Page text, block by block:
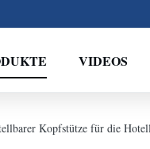
VIDEOS
Kopfstütze für die